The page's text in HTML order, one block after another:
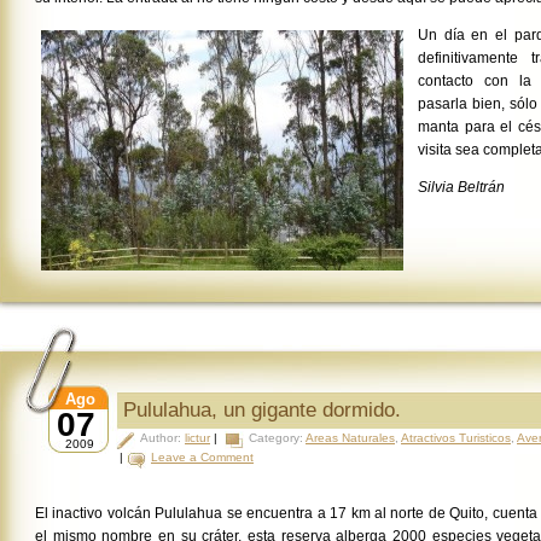
Un día en el
definitivamente
contacto con la
pasarla bien,
manta para el
visita sea
Silvia Beltrán
07
Ago
2009
Pululahua, un gigante dormido.
Author: lictur | Category: Areas Naturales Atractivos Turisticos
|
Leave a Comment
El inactivo volcán Pululahua se encuentra a 17 km al norte de Quito,
el mismo nombre en su cráter, esta reserva alberga 2000 especies